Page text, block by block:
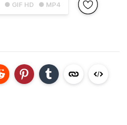
● GIF HD ● MP4